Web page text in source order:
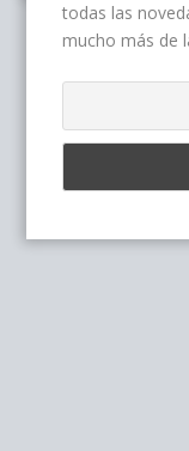
todas las
mucho más de